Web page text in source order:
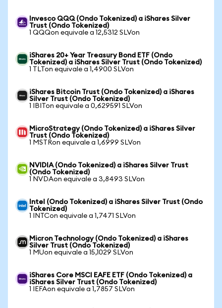
Invesco QQQ (Ondo Tokenized) a iShares Silver
Trust (Ondo Tokenized)
1 QQQon equivale a 12,5312 SLVon
iShares 20+ Year Treasury Bond ETF (Ondo
Tokenized) a iShares Silver Trust (Ondo Tokenized)
1 TLTon equivale a 1,4900 SLVon
iShares Bitcoin Trust (Ondo Tokenized) a iShares
Silver Trust (Ondo Tokenized)
1 IBITon equivale a 0,629591 SLVon
MicroStrategy (Ondo Tokenized) a iShares Silver
Trust (Ondo Tokenized)
1 MSTRon equivale a 1,6999 SLVon
NVIDIA (Ondo Tokenized) a iShares Silver Trust
(Ondo Tokenized)
1 NVDAon equivale a 3,8493 SLVon
Intel (Ondo Tokenized) a iShares Silver Trust (Ondo
Tokenized)
1 INTCon equivale a 1,7471 SLVon
Micron Technology (Ondo Tokenized) a iShares
Silver Trust (Ondo Tokenized)
1 MUon equivale a 15,1029 SLVon
iShares Core MSCI EAFE ETF (Ondo Tokenized) a
iShares Silver Trust (Ondo Tokenized)
1 IEFAon equivale a 1,7857 SLVon